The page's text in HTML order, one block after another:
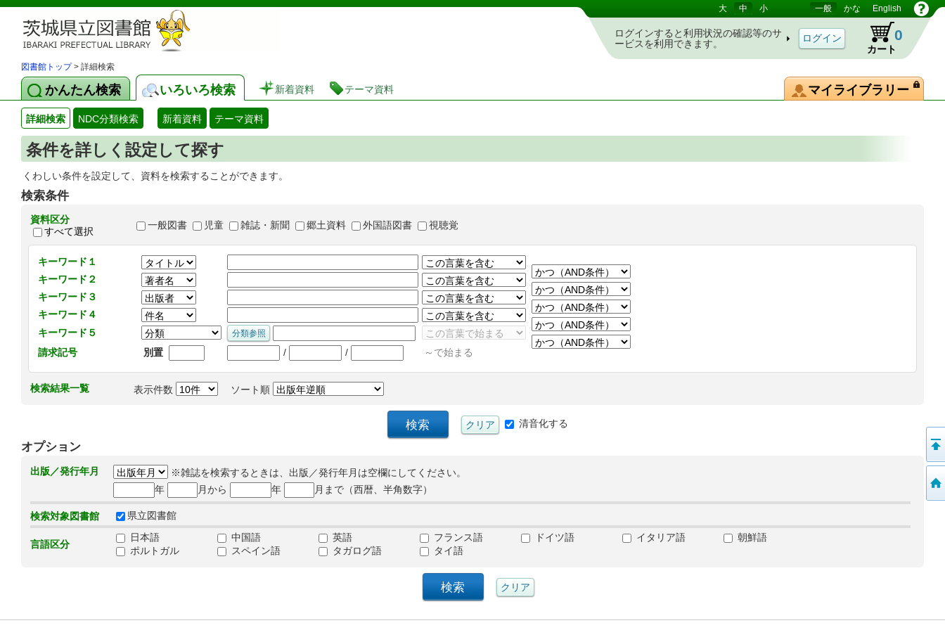
茨城県立図書館 蔵書検索・予約システム 大 中 小 一般 かな English
ログインすると利用状況の確認等のサ
ービスを利用できます。
カート
0
図書館トップ> 詳細検索
かんたん検索 いろいろ検索 新着資料 テーマ資料 マイライブラリー
詳細検索 NDC分類検索 新着資料 テーマ資料
条件を詳しく設定して探す
くわしい条件を設定して、資料を検索することができます。
検索条件
資料区分
すべて選択
一般図書 児童 雑誌・新聞 郷土資料 外国語図書 視聴覚
キーワード１
キーワード２
キーワード３
キーワード４
キーワード５
請求記号
別置 / / ～で始まる
検索結果一覧 表示件数 ソート順
清音化する
オプション
出版／発行年月
※雑誌を検索するときは、出版／発行年月は空欄にしてください。
年
月から 年 月まで（西暦、半角数字）
検索対象図書館 県立図書館
言語区分
日本語 中国語 英語 フランス語 ドイツ語 イタリア語
朝鮮語
ポルトガル
スペイン語 タガログ語 タイ語